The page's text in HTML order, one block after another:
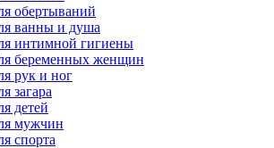
обертываний
ванны и душа
интимной гигиены
беременных женщин
рук и ног
загара
детей
мужчин
спорта